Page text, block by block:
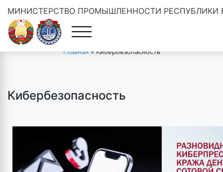
МИНИСТЕРСТВО ПРОМЫШЛЕННОСТИ РЕСПУБЛИКИ
Главная»Кибербезопасность
Кибербезопасность